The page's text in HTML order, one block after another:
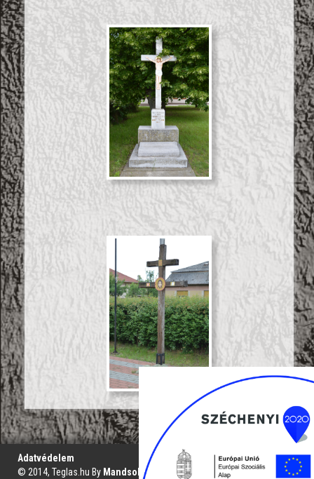
';
Adatvédelem
© 2014, Teglas.hu By Mandsol.com